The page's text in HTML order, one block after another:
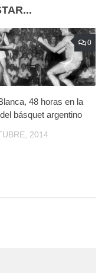
0
48 horas en la
básquet argentino
2014